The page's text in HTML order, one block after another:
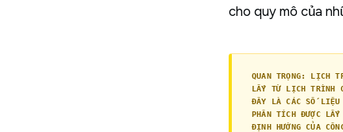
cho quy mô của
QUAN TRỌNG: LỊCH
LẤY TỪ LỊCH TRÌNH
ĐÂY LÀ CÁC SỐ LIỆU
PHÂN TÍCH ĐƯỢC
ĐỊNH HƯỚNG CỦA